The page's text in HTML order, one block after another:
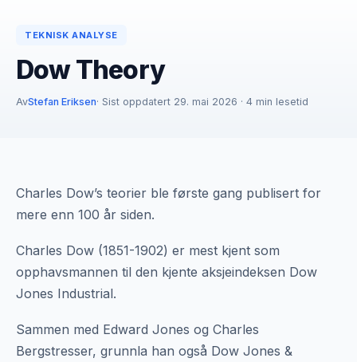
TEKNISK ANALYSE
Dow Theory
AvStefan Eriksen· Sist oppdatert 29. mai 2026 · 4 min lesetid
Charles Dow’s teorier ble første gang publisert for
mere enn 100 år siden.
Charles Dow (1851-1902) er mest kjent som
opphavsmannen til den kjente aksjeindeksen Dow
Jones Industrial.
Sammen med Edward Jones og Charles
Bergstresser, grunnla han også Dow Jones &